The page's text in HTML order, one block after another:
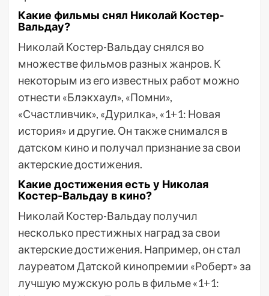
Какие фильмы снял Николай Костер-
Вальдау?
Николай Костер-Вальдау снялся во
множестве фильмов разных жанров. К
некоторым из его известных работ можно
отнести «Блэкхаул», «Помни»,
«Счастливчик», «Дурилка», «1+1: Новая
история» и другие. Он также снимался в
датском кино и получал признание за свои
актерские достижения.
Какие достижения есть у Николая
Костер-Вальдау в кино?
Николай Костер-Вальдау получил
несколько престижных наград за свои
актерские достижения. Например, он стал
лауреатом Датской кинопремии «Роберт» за
лучшую мужскую роль в фильме «1+1: